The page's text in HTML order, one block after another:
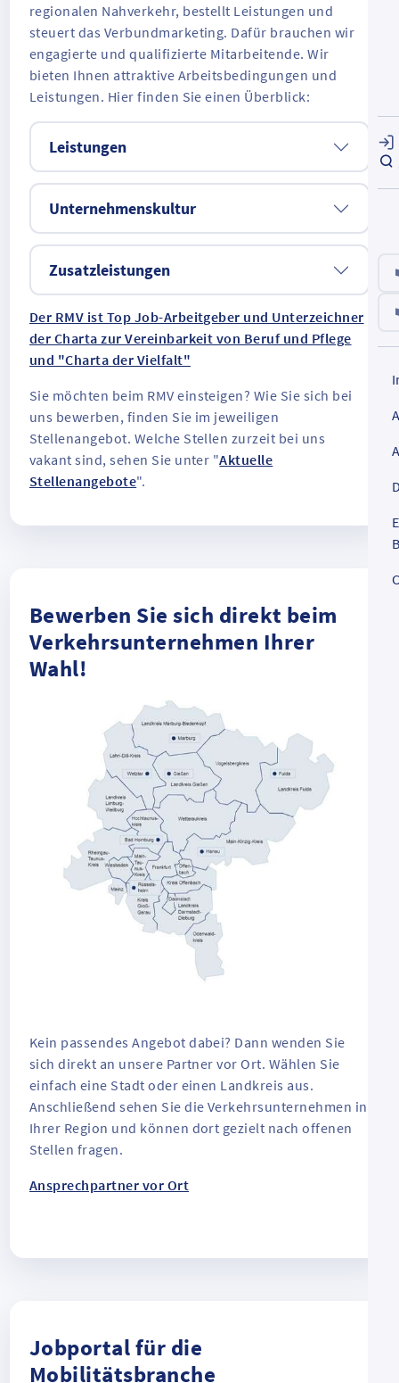
regionalen Nahverkehr, bestellt Leistungen und
steuert das Verbundmarketing. Dafür brauchen wir
engagierte und qualifizierte Mitarbeitende. Wir
bieten Ihnen attraktive Arbeitsbedingungen und
Leistungen. Hier finden Sie einen Überblick:
Leistungen
Unternehmenskultur
Zusatzleistungen
Der RMV ist Top Job-Arbeitgeber und Unterzeichner
der Charta zur Vereinbarkeit von Beruf und Pflege
und "Charta der Vielfalt"
Sie möchten beim RMV einsteigen? Wie Sie sich bei
uns bewerben, finden Sie im jeweiligen
Stellenangebot. Welche Stellen zurzeit bei uns
vakant sind, sehen Sie unter "Aktuelle
Stellenangebote".
Bewerben Sie sich direkt beim
Verkehrsunternehmen Ihrer
Wahl!
Kein passendes Angebot dabei? Dann wenden Sie
sich direkt an unsere Partner vor Ort. Wählen Sie
einfach eine Stadt oder einen Landkreis aus.
Anschließend sehen Sie die Verkehrsunternehmen in
Ihrer Region und können dort gezielt nach offenen
Stellen fragen.
Ansprechpartner vor Ort
Jobportal für die
Mobilitätsbranche